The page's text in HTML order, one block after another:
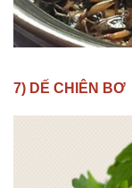
7) DẾ CHIÊN BƠ